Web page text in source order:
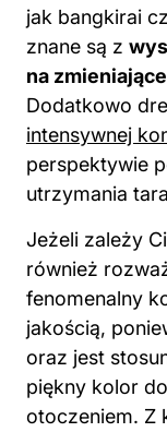
jak bangkirai
znane są z
na
Dodatkowo
intensywnej
perspektywie
utrzymania
Jeżeli zależy
również
fenomenalny
jakością,
oraz jest
piękny kolor
otoczeniem. Z